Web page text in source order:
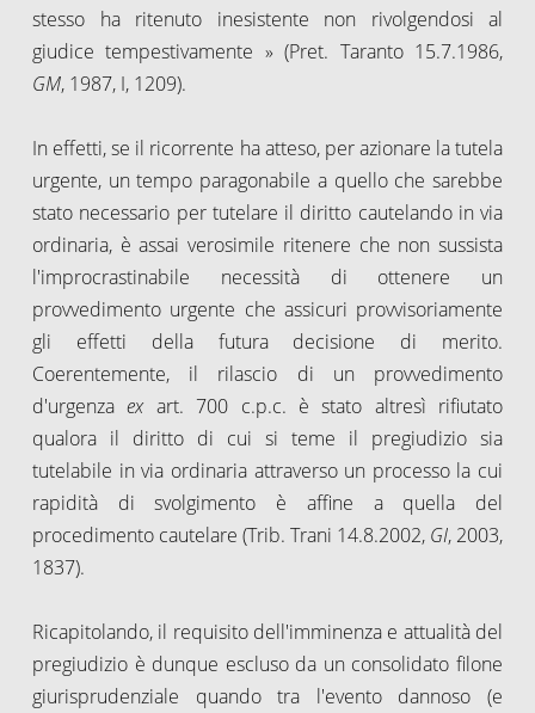
stesso ha ritenuto inesistente non rivolgendosi al
giudice tempestivamente » (Pret. Taranto 15.7.1986,
GM, 1987, I, 1209).
In effetti, se il ricorrente ha atteso, per azionare la tutela
urgente, un tempo paragonabile a quello che sarebbe
stato necessario per tutelare il diritto cautelando in via
ordinaria, è assai verosimile ritenere che non sussista
l'improcrastinabile necessità di ottenere un
provvedimento urgente che assicuri provvisoriamente
gli effetti della futura decisione di merito.
Coerentemente, il rilascio di un provvedimento
d'urgenzaexart. 700 c.p.c. è stato altresì rifiutato
qualora il diritto di cui si teme il pregiudizio sia
tutelabile in via ordinaria attraverso un processo la cui
rapidità di svolgimento è affine a quella del
procedimento cautelare (Trib. Trani 14.8.2002, GI, 2003,
1837).
Ricapitolando, il requisito dell'imminenza e attualità del
pregiudizio è dunque escluso da un consolidato filone
giurisprudenziale quando tra l'evento dannoso (e